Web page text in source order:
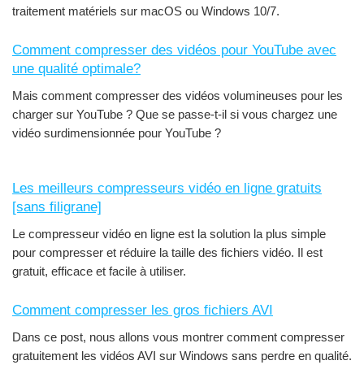
traitement matériels sur macOS ou Windows 10/7.
Comment compresser des vidéos pour YouTube avec
une qualité optimale?
Mais comment compresser des vidéos volumineuses pour les
charger sur YouTube ? Que se passe-t-il si vous chargez une
vidéo surdimensionnée pour YouTube ?
Les meilleurs compresseurs vidéo en ligne gratuits
[sans filigrane]
Le compresseur vidéo en ligne est la solution la plus simple
pour compresser et réduire la taille des fichiers vidéo. Il est
gratuit, efficace et facile à utiliser.
Comment compresser les gros fichiers AVI
Dans ce post, nous allons vous montrer comment compresser
gratuitement les vidéos AVI sur Windows sans perdre en qualité.